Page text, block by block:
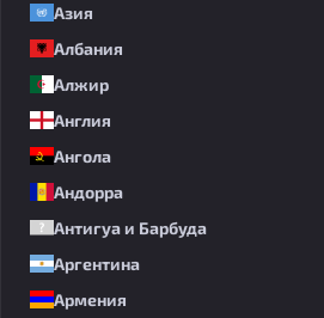
Азия
Албания
Алжир
Англия
Ангола
Андорра
Антигуа и Барбуда
Аргентина
Армения